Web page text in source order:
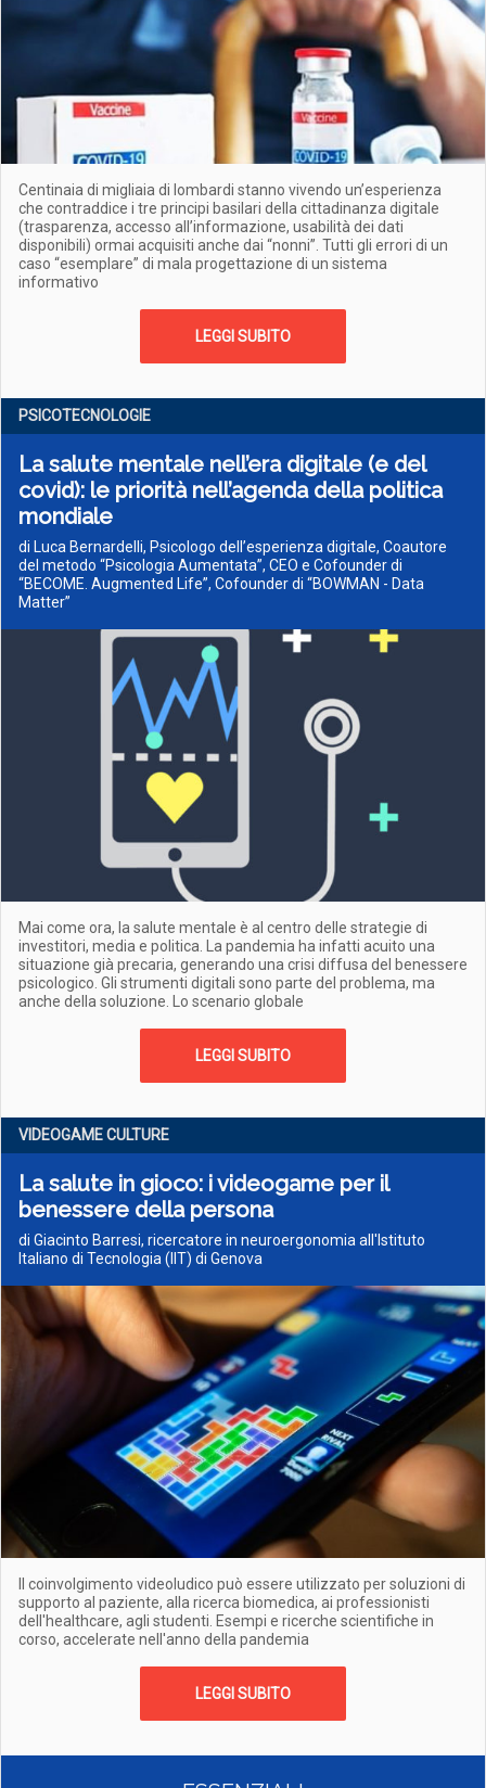
Centinaia di migliaia di lombardi stanno vivendo un’esperienza
che contraddice i tre principi basilari della cittadinanza digitale
(trasparenza, accesso all’informazione, usabilità dei dati
disponibili) ormai acquisiti anche dai “nonni”. Tutti gli errori di un
caso “esemplare” di mala progettazione di un sistema
informativo
LEGGI SUBITO
PSICOTECNOLOGIE
La salute mentale nell’era digitale (e del
covid): le priorità nell’agenda della politica
mondiale
di Luca Bernardelli, Psicologo dell’esperienza digitale, Coautore
del metodo “Psicologia Aumentata”, CEO e Cofounder di
“BECOME. Augmented Life”, Cofounder di “BOWMAN - Data
Matter”
Mai come ora, la salute mentale è al centro delle strategie di
investitori, media e politica. La pandemia ha infatti acuito una
situazione già precaria, generando una crisi diffusa del benessere
psicologico. Gli strumenti digitali sono parte del problema, ma
anche della soluzione. Lo scenario globale
LEGGI SUBITO
VIDEOGAME CULTURE
La salute in gioco: i videogame per il
benessere della persona
di Giacinto Barresi, ricercatore in neuroergonomia all'Istituto
Italiano di Tecnologia (IIT) di Genova
Il coinvolgimento videoludico può essere utilizzato per soluzioni di
supporto al paziente, alla ricerca biomedica, ai professionisti
dell'healthcare, agli studenti. Esempi e ricerche scientifiche in
corso, accelerate nell'anno della pandemia
LEGGI SUBITO